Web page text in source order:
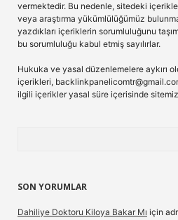
vermektedir. Bu nedenle, sitedeki
veya araştırma yükümlülüğümüz
yazdıkları içeriklerin sorumluluğunu
bu sorumluluğu kabul etmiş sayılırlar.
Hukuka ve yasal düzenlemelere aykırı
içerikleri,
ilgili içerikler yasal süre içerisinde
SON YORUMLAR
Dahiliye Doktoru Kiloya Bakar Mı için